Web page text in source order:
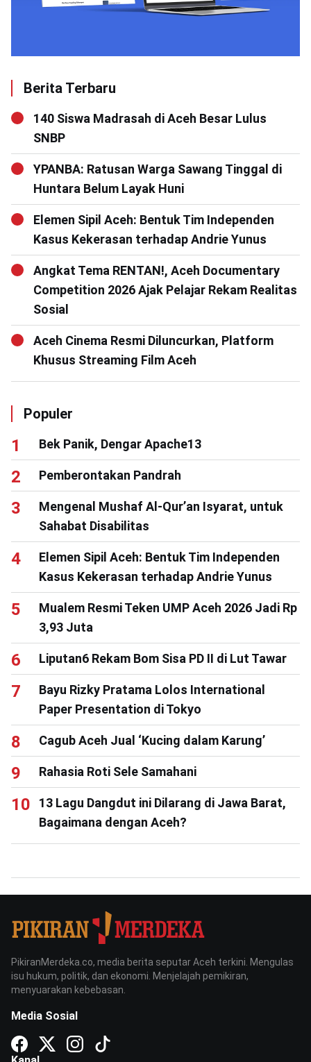
Berita Terbaru
140 Siswa Madrasah di Aceh Besar Lulus
SNBP
YPANBA: Ratusan Warga Sawang Tinggal di
Huntara Belum Layak Huni
Elemen Sipil Aceh: Bentuk Tim Independen
Kasus Kekerasan terhadap Andrie Yunus
Angkat Tema RENTAN!, Aceh Documentary
Competition 2026 Ajak Pelajar Rekam Realitas
Sosial
Aceh Cinema Resmi Diluncurkan, Platform
Khusus Streaming Film Aceh
Populer
Bek Panik, Dengar Apache13
Pemberontakan Pandrah
Mengenal Mushaf Al-Qur’an Isyarat, untuk
Sahabat Disabilitas
Elemen Sipil Aceh: Bentuk Tim Independen
Kasus Kekerasan terhadap Andrie Yunus
Mualem Resmi Teken UMP Aceh 2026 Jadi Rp
3,93 Juta
Liputan6 Rekam Bom Sisa PD II di Lut Tawar
Bayu Rizky Pratama Lolos International
Paper Presentation di Tokyo
Cagub Aceh Jual ‘Kucing dalam Karung’
Rahasia Roti Sele Samahani
13 Lagu Dangdut ini Dilarang di Jawa Barat,
Bagaimana dengan Aceh?
PikiranMerdeka.co, media berita seputar Aceh terkini. Mengulas
isu hukum, politik, dan ekonomi. Menjelajah pemikiran,
menyuarakan kebebasan.
Media Sosial